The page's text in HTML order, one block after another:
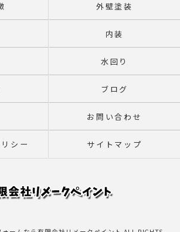
外壁塗装
内装
水回り
ブログ
お問い合わせ
シー サイトマップ